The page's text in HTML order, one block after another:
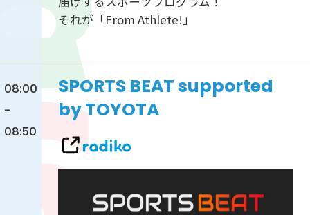
それが「From Athlete!」
08:00
-
08:50
SPORTS BEAT supported
by TOYOTA